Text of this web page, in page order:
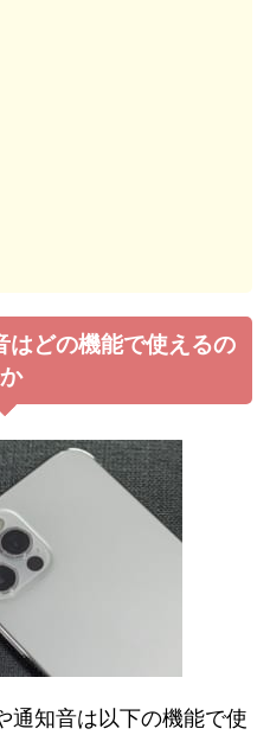
はどの機能で使えるの
か
通知音は以下の機能で使